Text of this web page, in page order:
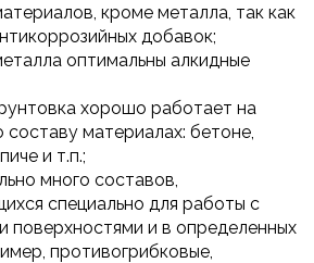
кроме металла, так как
добавок;
оптимальны алкидные
хорошо работает на
составу материалах: бетоне,
и т.п.;
много составов,
специально для работы с
поверхностями и в определенных
противогрибковые,